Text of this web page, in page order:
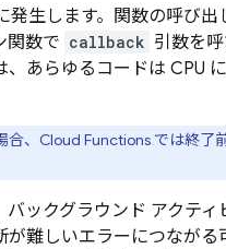
生します。関数の呼び
関数で callback 引数を
あらゆるコードは CPU
、 Cloud Functionsでは終了
ックグラウンド アクテ
難しいエラーにつなが